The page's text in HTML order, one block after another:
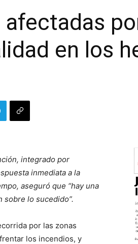
en los
integrado por
inmediata a la
aseguró que “hay una
lo sucedido”.
por las zonas
los incendios, y